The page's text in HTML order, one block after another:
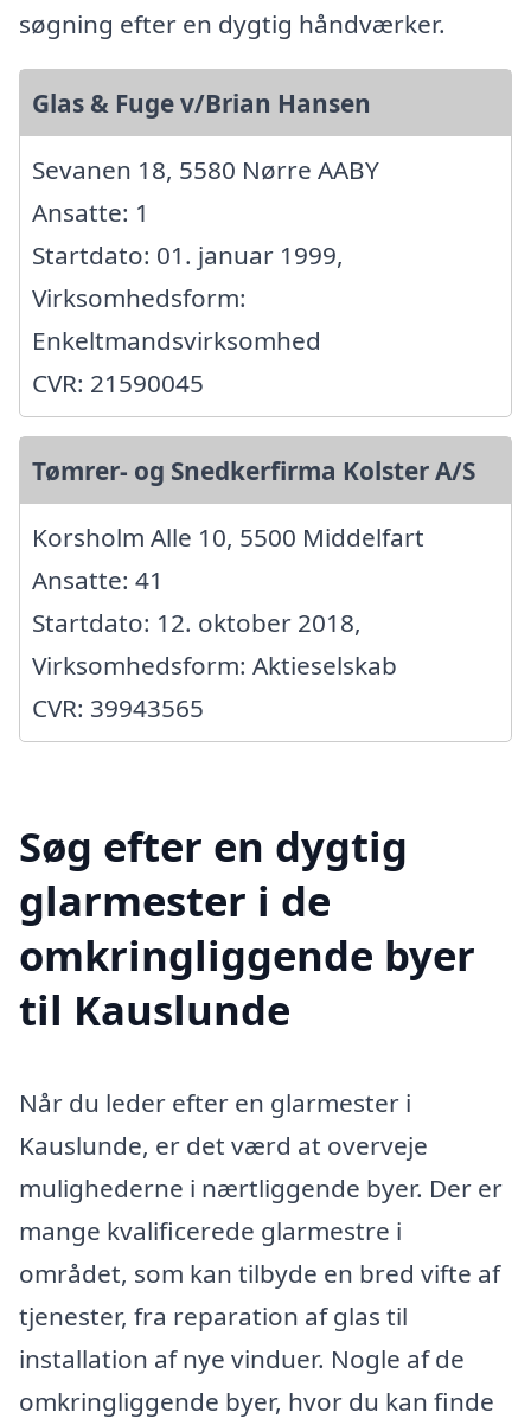
søgning efter en dygtig håndværker.
Glas & Fuge v/Brian Hansen
Sevanen 18, 5580 Nørre AABY
Ansatte: 1
Startdato: 01. januar 1999,
Virksomhedsform:
Enkeltmandsvirksomhed
CVR: 21590045
Tømrer- og Snedkerfirma Kolster A/S
Korsholm Alle 10, 5500 Middelfart
Ansatte: 41
Startdato: 12. oktober 2018,
Virksomhedsform: Aktieselskab
CVR: 39943565
Søg efter en dygtig
glarmester i de
omkringliggende byer
til Kauslunde
Når du leder efter en glarmester i
Kauslunde, er det værd at overveje
mulighederne i nærtliggende byer. Der er
mange kvalificerede glarmestre i
området, som kan tilbyde en bred vifte af
tjenester, fra reparation af glas til
installation af nye vinduer. Nogle af de
omkringliggende byer, hvor du kan finde